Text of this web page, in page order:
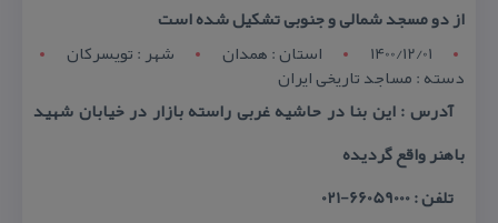
از دو مسجد شمالی و جنوبی تشكیل شده است
1400/12/01
استان : همدان شهر : تويسرکان
دسته : مساجد تاریخی ایران
آدرس : این بنا در حاشیه غربی راسته بازار در خیابان شهید
باهنر واقع گردیده
تلفن : 66059000-021